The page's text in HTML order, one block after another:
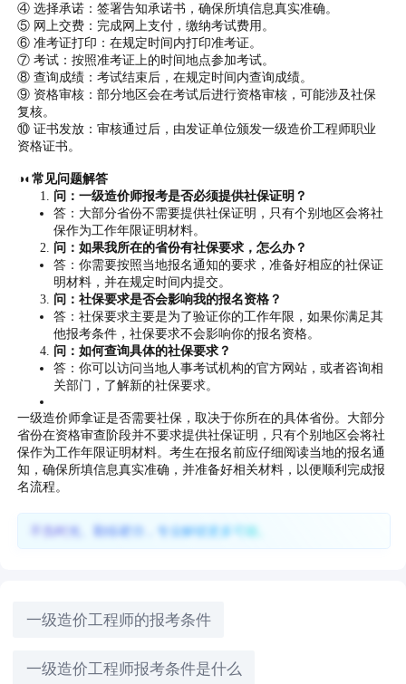
④ 选择承诺：签署告知承诺书，确保所填信息真实准确。
⑤ 网上交费：完成网上支付，缴纳考试费用。
⑥ 准考证打印：在规定时间内打印准考证。
⑦ 考试：按照准考证上的时间地点参加考试。
⑧ 查询成绩：考试结束后，在规定时间内查询成绩。
⑨ 资格审核：部分地区会在考试后进行资格审核，可能涉及社保
复核。
⑩ 证书发放：审核通过后，由发证单位颁发一级造价工程师职业
资格证书。
◑◐常见问题解答
问：一级造价师报考是否必须提供社保证明？
答：大部分省份不需要提供社保证明，只有个别地区会将社
保作为工作年限证明材料。
问：如果我所在的省份有社保要求，怎么办？
答：你需要按照当地报名通知的要求，准备好相应的社保证
明材料，并在规定时间内提交。
问：社保要求是否会影响我的报名资格？
答：社保要求主要是为了验证你的工作年限，如果你满足其
他报考条件，社保要求不会影响你的报名资格。
问：如何查询具体的社保要求？
答：你可以访问当地人事考试机构的官方网站，或者咨询相
关部门，了解新的社保要求。
一级造价师拿证是否需要社保，取决于你所在的具体省份。大部分
省份在资格审查阶段并不要求提供社保证明，只有个别地区会将社
保作为工作年限证明材料。考生在报名前应仔细阅读当地的报名通
知，确保所填信息真实准确，并准备好相关材料，以便顺利完成报
名流程。
不负时光、勤练硬功，专业解锁更多可能。
一级造价工程师的报考条件
一级造价工程师报考条件是什么